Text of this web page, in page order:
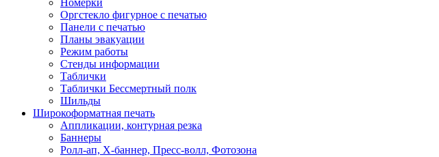
Номерки
Оргстекло фигурное с печатью
Панели с печатью
Планы эвакуации
Режим работы
Стенды информации
Таблички
Таблички Бессмертный полк
Шильды
Широкоформатная печать
Аппликации, контурная резка
Баннеры
Ролл-ап, X-баннер, Пресс-волл, Фотозона